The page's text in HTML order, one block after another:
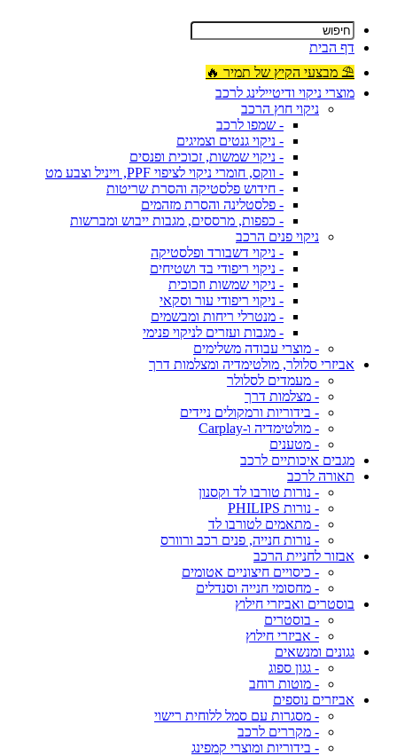
דף הבית
⛱ מבצעי הקיץ של תמיר 🔥
מוצרי ניקוי ודיטיילינג לרכב
ניקוי חוץ הרכב
- שמפו לרכב
- ניקוי גנטים וצמיגים
- ניקוי שמשות, זכוכית ופנסים
- ווקס, חומרי ניקוי לציפוי PPF, וייניל וצבע מט
- חידוש פלסטיקה והסרת שריטות
- פלסטלינה והסרת מזהמים
- כפפות, מרססים, מגבות ייבוש ומברשות
ניקוי פנים הרכב
- ניקוי דשבורד ופלסטיקה
- ניקוי ריפודי בד ושטיחים
- ניקוי שמשות וזכוכית
- ניקוי ריפודי עור וסקאי
- מנטרלי ריחות ומבשמים
- מגבות ועזרים לניקוי פנימי
- מוצרי עבודה משלימים
אביזרי סלולר, מולטימדיה ומצלמות דרך
- מעמדים לסלולר
- מצלמות דרך
- בידוריות ורמקולים ניידים
- מולטימדיה ו-Carplay
- מטענים
מגבים איכותיים לרכב
תאורה לרכב
- נורות טורבו לד וקסנון
- נורות PHILIPS
- מתאמים לטורבו לד
- נורות חנייה, פנים רכב ורוורס
אבזור לחניית הרכב
- כיסויים חיצוניים אטומים
- מחסומי חנייה וסנדלים
בוסטרים ואביזרי חילוץ
- בוסטרים
- אביזרי חילוץ
גגונים ומנשאים
- גגון ספוג
- מוטות רוחב
אביזרים נוספים
- מסגרות עם סמל ללוחית רישוי
- מקררים לרכב
- בידוריות ומוצרי קמפינג